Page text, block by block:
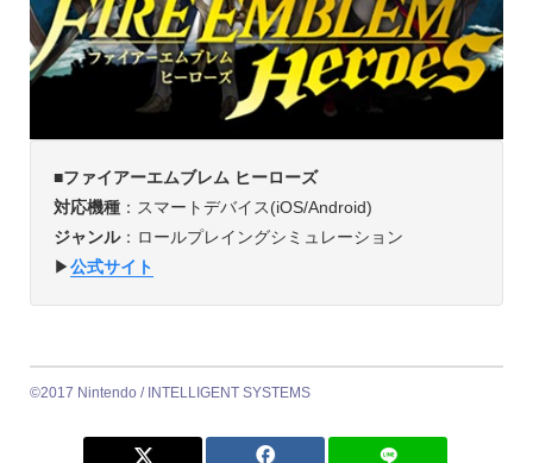
■ファイアーエムブレム ヒーローズ
対応機種：スマートデバイス(iOS/Android)
ジャンル：ロールプレイングシミュレーション
▶︎公式サイト
©2017 Nintendo / INTELLIGENT SYSTEMS